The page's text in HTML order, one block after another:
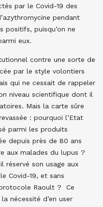
par le Covid-19 des
pendant
positifs, puisqu’on ne
eux.
contre une sorte de
par le style volontiers
qui ne cessait de rappeler
niveau scientifique dont il
Mais la carte sûre
: pourquoi l’Etat
parmi les produits
depuis près de 80 ans
aux malades du lupus ?
réservé son usage aux
Covid-19, et sans
Raoult ? Ce
nécessité d’en user